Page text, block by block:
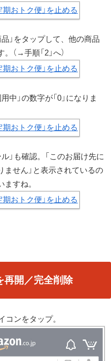
」をタップして、他の商品
（→手順「2」へ）
中」の数字が「0」になりま
」も確認。「このお届け先に
ません」と表示されているの
ますね。
再開／完全削除
コンをタップ。